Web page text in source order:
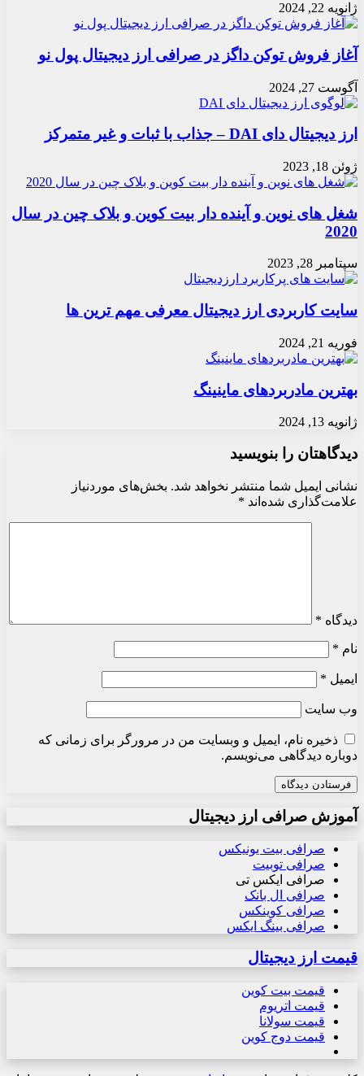
ژانویه 22, 2024
آغاز فروش توکن‌ داگز در صرافی ارز دیجیتال پول نو
آگوست 27, 2024
ارز دیجیتال دای DAI – جذاب با ثبات و غیر متمرکز
ژوئن 18, 2023
شغل های نوین و آینده‌ دار بیت کوین و بلاک چین در سال
2020
سپتامبر 28, 2023
سایت کاربردی ارز دیجیتال معرفی مهم ترین ها
فوریه 21, 2024
بهترین مادربردهای ماینینگ
ژانویه 13, 2024
دیدگاهتان را بنویسید
نشانی ایمیل شما منتشر نخواهد شد. بخش‌های موردنیاز
علامت‌گذاری شده‌اند *
دیدگاه *
نام *
ایمیل *
وب‌ سایت
ذخیره نام، ایمیل و وبسایت من در مرورگر برای زمانی که
دوباره دیدگاهی می‌نویسم.
آموزش صرافی ارز دیجیتال
صرافی بیت یونیکس
صرافی توبیت
صرافی ایکس تی
صرافی ال بانک
صرافی کوینکس
صرافی بینگ ایکس
قیمت ارز دیجیتال
قیمت بیت کوین
قیمت اتریوم
قیمت سولانا
قیمت دوج کوین